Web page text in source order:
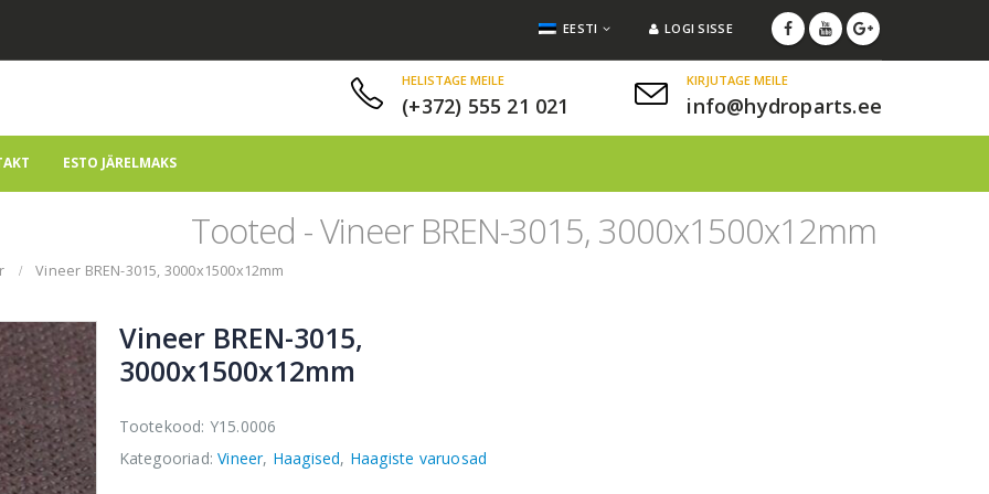
EESTI LOGI SISSE
HELISTAGE MEILE
(+372) 555 21 021
KIRJUTAGE MEILE
info@hydroparts.ee
ESTO JÄRELMAKS
Tooted - Vineer BREN-3015, 3000x1500x12mm
Vineer BREN-3015, 3000x1500x12mm
Vineer BREN-3015,
3000x1500x12mm
Tootekood: Y15.0006
Kategooriad:Vineer, Haagised, Haagiste varuosad